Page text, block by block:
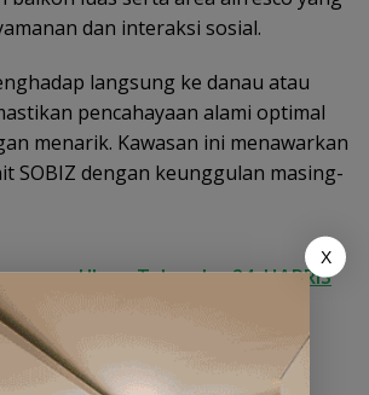
dan interaksi sosial.
langsung ke danau atau
pencahayaan alami optimal
menarik. Kawasan ini menawarkan
SOBIZ dengan keunggulan masing-
Ulang Tahun ke-24, HARRIS
Batam Gelar Giveaway
Menginap 24 Persen
X